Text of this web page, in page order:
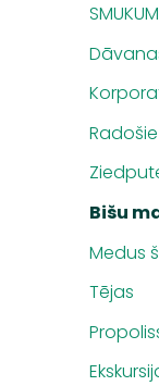
Bišu
Medus
Tējas